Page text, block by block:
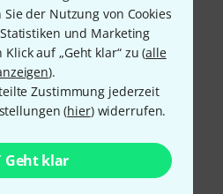
der Nutzung von Cookies
und Marketing
auf „Geht klar“ zu (alle
).
Zustimmung jederzeit
(hier) widerrufen.
Geht klar
sicher per Nachnahme,
Klarna Sofort bezahlen
Kreditkarte.